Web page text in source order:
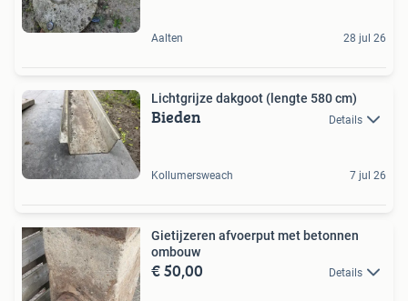
Aalten 28 jul 26
Lichtgrijze dakgoot (lengte 580 cm)
Bieden Details
Kollumersweach 7 jul 26
Gietijzeren afvoerput met betonnen
ombouw
€ 50,00 Details